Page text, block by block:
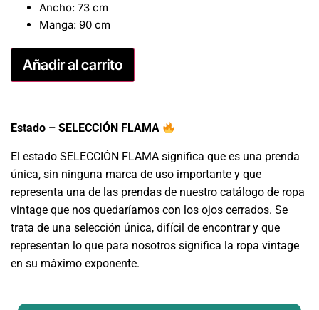
Ancho: 73 cm
Manga: 90 cm
Añadir al carrito
Estado – SELECCIÓN FLAMA
El estado SELECCIÓN FLAMA significa que es una prenda
única, sin ninguna marca de uso importante y que
representa una de las prendas de nuestro catálogo de ropa
vintage que nos quedaríamos con los ojos cerrados. Se
trata de una selección única, difícil de encontrar y que
representan lo que para nosotros significa la ropa vintage
en su máximo exponente.